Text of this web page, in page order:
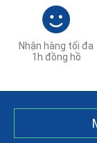
Nhận hàng tối đa
1h đồng hồ